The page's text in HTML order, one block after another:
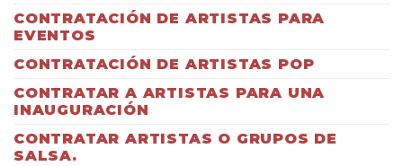
CONTRATACIÓN DE ARTISTAS PARA
EVENTOS
CONTRATACIÓN DE ARTISTAS POP
CONTRATAR A ARTISTAS PARA UNA
INAUGURACIÓN
CONTRATAR ARTISTAS O GRUPOS DE
SALSA.